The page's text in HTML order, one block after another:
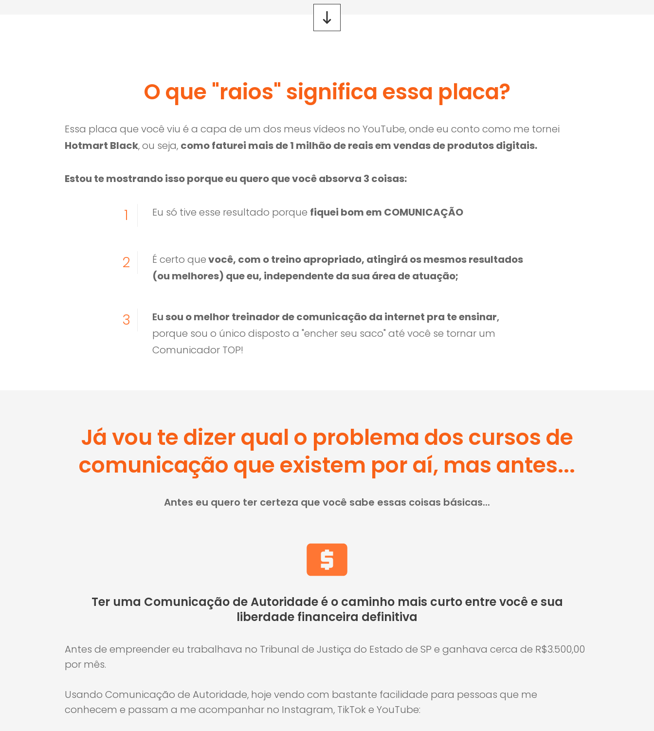
O que "raios" significa essa placa?
Essa placa que você viu é a capa de um dos meus vídeos no YouTube, onde eu conto como me tornei
Hotmart Black, ou seja, como faturei mais de 1 milhão de reais em vendas de produtos digitais.
Estou te mostrando isso porque eu quero que você absorva 3 coisas:
1 Eu só tive esse resultado porque fiquei bom em COMUNICAÇÃO
2 É certo quevocê, com o treino apropriado, atingirá os mesmos resultados
(ou melhores) que eu, independente da sua área de atuação;
3 Eusou o melhor treinador de comunicação da internet pra te ensinar,
porque sou o único disposto a "encher seu saco" até você se tornar um
Comunicador TOP!
Já vou te dizer qual o problema dos cursos de
comunicação que existem por aí, mas antes...
Antes eu quero ter certeza que você sabe essas coisas básicas...
Ter uma Comunicação de Autoridade é o caminho mais curto entre você e sua
liberdade financeira definitiva
Antes de empreender eu trabalhava no Tribunal de Justiça do Estado de SP e ganhava cerca de R$3.500,00
por mês.
Usando Comunicação de Autoridade, hoje vendo com bastante facilidade para pessoas que me
conhecem e passam a me acompanhar no Instagram, TikTok e YouTube: